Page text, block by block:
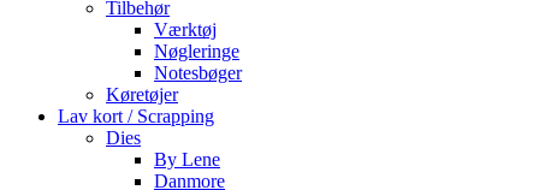
Tilbehør
Værktøj
Nøgleringe
Notesbøger
Køretøjer
Lav kort / Scrapping
Dies
By Lene
Danmore